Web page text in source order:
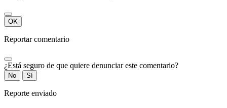
OK
Reportar comentario
¿Está seguro de que quiere denunciar este comentario?
No Sí
Reporte enviado